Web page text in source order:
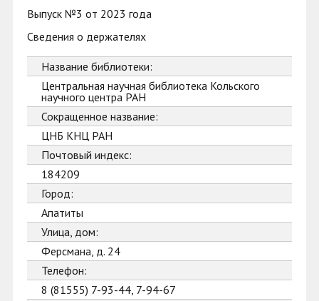
Выпуск №3 от 2023 года
Сведения о держателях
Название библиотеки:
Центральная научная библиотека Кольского
научного центра РАН
Сокращенное название:
ЦНБ КНЦ РАН
Почтовый индекс:
184209
Город:
Апатиты
Улица, дом:
Ферсмана, д. 24
Телефон:
8 (81555) 7-93-44, 7-94-67